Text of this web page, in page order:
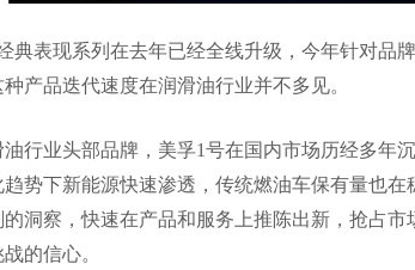
典表现系列在去年已经全线升级，今年针对
种产品迭代速度在润滑油行业并不多见。
行业头部品牌，美孚1号在国内市场历经多年
势下新能源快速渗透，传统燃油车保有量也
的洞察，快速在产品和服务上推陈出新，抢占
的信心。